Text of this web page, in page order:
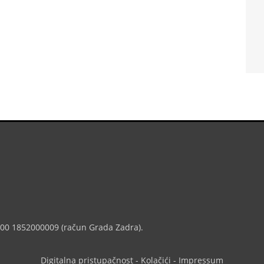
1852000009 (račun Grada Zadra).
Digitalna pristupačnost - Kolačići - Impressum